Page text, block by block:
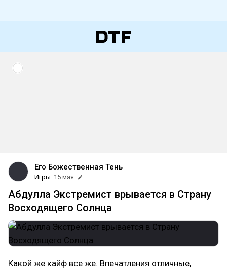
Его Божественная Тень
Игры 15 мая
Абдулла Экстремист врывается в Страну
Восходящего Солнца
Какой же кайф все же. Впечатления отличные,